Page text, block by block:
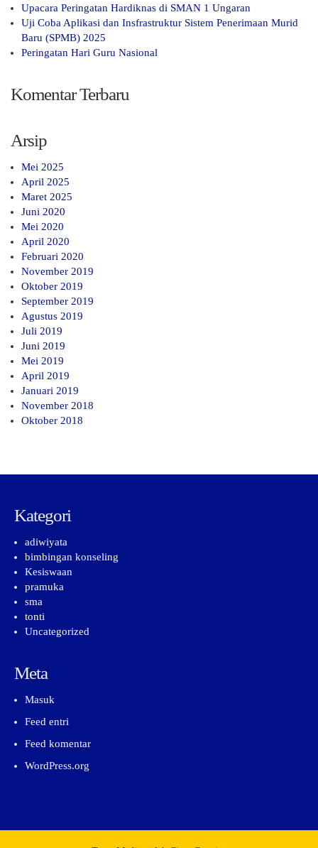
Upacara Peringatan Hardiknas di SMAN 1 Ungaran
Uji Coba Aplikasi dan Insfrastruktur Sistem Penerimaan Murid
Baru (SPMB) 2025
Peringatan Hari Guru Nasional
Komentar Terbaru
Arsip
Mei 2025
April 2025
Maret 2025
Juni 2020
Mei 2020
April 2020
Februari 2020
November 2019
Oktober 2019
September 2019
Agustus 2019
Juli 2019
Juni 2019
Mei 2019
April 2019
Januari 2019
November 2018
Oktober 2018
Kategori
adiwiyata
bimbingan konseling
Kesiswaan
pramuka
sma
tonti
Uncategorized
Meta
Masuk
Feed entri
Feed komentar
WordPress.org